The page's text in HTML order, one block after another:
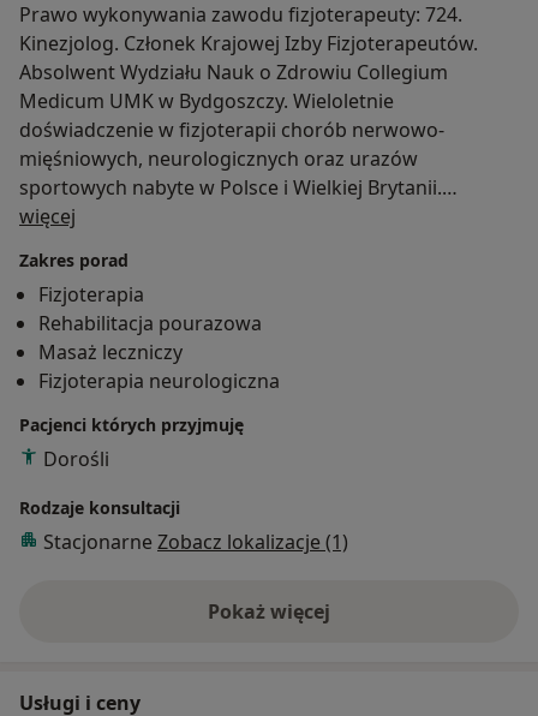
Prawo wykonywania zawodu fizjoterapeuty: 724.
Kinezjolog. Członek Krajowej Izby Fizjoterapeutów.
Absolwent Wydziału Nauk o Zdrowiu Collegium
Medicum UMK w Bydgoszczy. Wieloletnie
doświadczenie w fizjoterapii chorób nerwowo-
mięśniowych, neurologicznych oraz urazów
sportowych nabyte w Polsce i Wielkiej Brytanii.
Specjalista zaopatrzenia ortopedycznego (ortotyka i
światowego lidera - firmy Ottobock. Nieustannie
zdobywający i poszerzający swoją wiedzę w
kontaktach z czołowymi specjalistami w fizjoterapii w
Polsce. Miłośnik i praktyk anatomii, akordeonu, tańca
towarzyskiego i żeglarstwa.
Zapraszam na konsultacje, diagnostykę, terapię
indywidualną.
Pilny kontakt.
więcej
Zakres porad
Fizjoterapia
Rehabilitacja pourazowa
Masaż leczniczy
Fizjoterapia neurologiczna
Pacjenci których przyjmuję
Dorośli
Rodzaje konsultacji
Stacjonarne Zobacz lokalizacje (1)
Pokaż więcejo doświadczeniu
Usługi i ceny